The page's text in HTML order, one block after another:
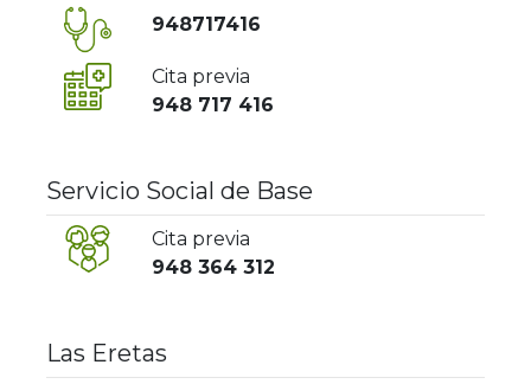
948717416
Cita previa
948 717 416
Servicio Social de Base
Cita previa
948 364 312
Las Eretas